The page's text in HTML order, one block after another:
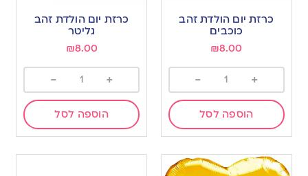
כרזת יום הולדת זהב
כוכבים
₪8.00
+
-
הוספה לסל
כרזת יום הולדת זהב
גליטר
₪8.00
+
-
הוספה לסל